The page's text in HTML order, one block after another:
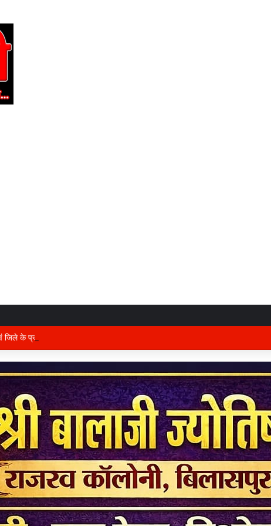
जिले के प्रभारी मंत्री अरुण साव कल लेंगे विभागीय योजनाओं और विकास कार्यों की समीक्षा